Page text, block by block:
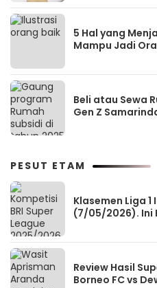
5 Hal yang
Mampu Jadi
Beli atau Sewa
Gen Z
PESUT ETAM
Klasemen Liga 1
(7/05/2026). Ini
Review Hasil
Borneo FC vs